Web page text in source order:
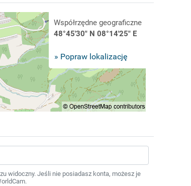
Współrzędne geograficzne
48°45'30" N 08°14'25" E
» Popraw lokalizację
widoczny. Jeśli nie posiadasz konta, możesz je